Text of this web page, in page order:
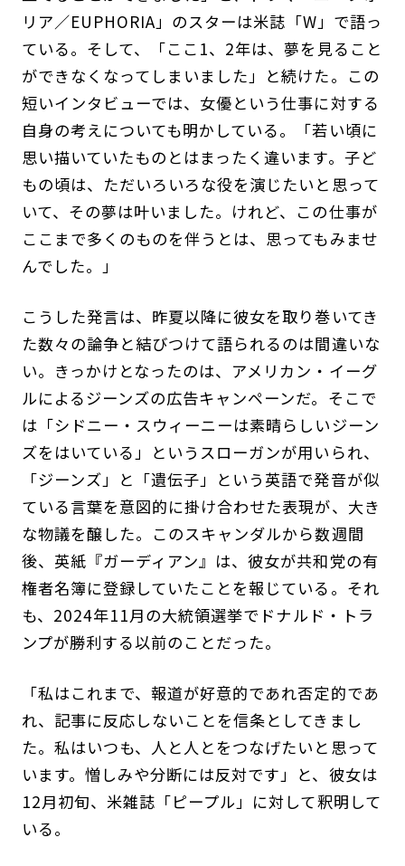
リア／EUPHORIA」のスターは米誌「W」で語っ
ている。そして、「ここ1、2年は、夢を見ること
ができなくなってしまいました」と続けた。この
短いインタビューでは、女優という仕事に対する
自身の考えについても明かしている。「若い頃に
思い描いていたものとはまったく違います。子ど
もの頃は、ただいろいろな役を演じたいと思って
いて、その夢は叶いました。けれど、この仕事が
ここまで多くのものを伴うとは、思ってもみませ
んでした。」
こうした発言は、昨夏以降に彼女を取り巻いてき
た数々の論争と結びつけて語られるのは間違いな
い。きっかけとなったのは、アメリカン・イーグ
ルによるジーンズの広告キャンペーンだ。そこで
は「シドニー・スウィーニーは素晴らしいジーン
ズをはいている」というスローガンが用いられ、
「ジーンズ」と「遺伝子」という英語で発音が似
ている言葉を意図的に掛け合わせた表現が、大き
な物議を醸した。このスキャンダルから数週間
後、英紙『ガーディアン』は、彼女が共和党の有
権者名簿に登録していたことを報じている。それ
も、2024年11月の大統領選挙でドナルド・トラ
ンプが勝利する以前のことだった。
「私はこれまで、報道が好意的であれ否定的であ
れ、記事に反応しないことを信条としてきまし
た。私はいつも、人と人とをつなげたいと思って
います。憎しみや分断には反対です」と、彼女は
12月初旬、米雑誌「ピープル」に対して釈明して
いる。